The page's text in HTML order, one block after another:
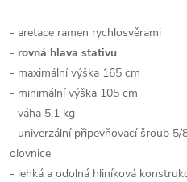
- aretace ramen rychlosvěrami
- rovná hlava stativu
- maximální výška 165 cm
- minimální výška 105 cm
- váha 5.1 kg
- univerzální připevňovací šroub
olovnice
- lehká a odolná hliníková